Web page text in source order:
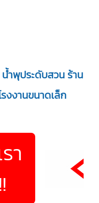
ำพุประดับสวน ร้าน
งงานขนาดเล็ก
า